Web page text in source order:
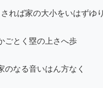
ごとく塁の上さへ歩
なる音いはん方なく